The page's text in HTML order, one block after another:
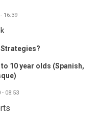
16:39
Strategies?
10 year olds (Spanish,
- 08:53